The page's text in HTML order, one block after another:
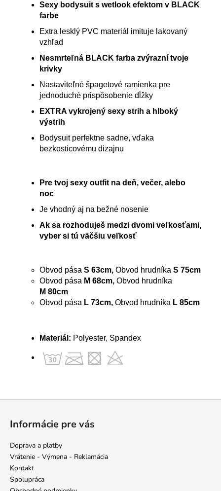
Sexy bodysuit s wetlook efektom v BLACK
farbe
Extra lesklý PVC materiál imituje lakovaný
vzhľad
Nesmrteľná BLACK farba zvýrazní tvoje
krivky
Nastaviteľné špagetové ramienka pre
jednoduché prispôsobenie dĺžky
EXTRA vykrojený sexy strih a hlboký
výstrih
Bodysuit perfektne sadne, vďaka
bezkosticovému dizajnu
Pre tvoj sexy outfit na deň, večer, alebo
noc
Je vhodný aj na bežné nosenie
Ak sa rozhoduješ medzi dvomi veľkosťami,
vyber si tú väčšiu veľkosť
Obvod pása S 63cm, Obvod hrudníka S 75cm
Obvod pása M 68cm, Obvod hrudníka
M 80cm
Obvod pása L 73cm, Obvod hrudníka L 85cm
Materiál: Polyester, Spandex
Informácie pre vás
Doprava a platby
Vrátenie - Výmena - Reklamácia
Kontakt
Spolupráca